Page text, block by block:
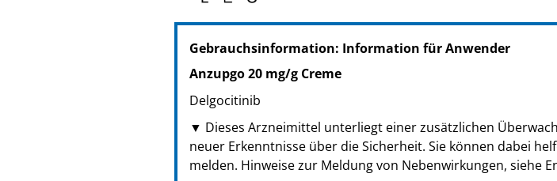
PZN: 19375613
PPN: 111937561380
PZN: 19375607
PZN: 19902248
PPN: 111990224892
Gebrauchsinformation: Information für Anwender
Anzupgo 20 mg/g Creme
Delgocitinib
▼ Dieses Arzneimittel unterliegt einer zusätzlichen
neuer Erkenntnisse über die Sicherheit. Sie können dabei
melden. Hinweise zur Meldung von Nebenwirkungen, siehe